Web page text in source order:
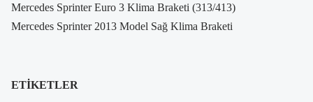
Mercedes Sprinter Euro 3 Klima Braketi (313/413)
Mercedes Sprinter 2013 Model Sağ Klima Braketi
ETIKETLER